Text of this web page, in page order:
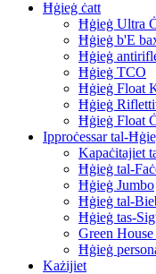
Ħġieġ ċatt
Ħġieġ Ultra
Ħġieġ b'E
Ħġieġ
Ħġieġ TCO
Ħġieġ Float
Ħġieġ
Ħġieġ Float
Ipproċessar tal-
Kapaċitajiet
Ħġieġ tal-
Ħġieġ Jumbo
Ħġieġ tal-
Ħġieġ tas-
Green
Ħġieġ
Każijiet